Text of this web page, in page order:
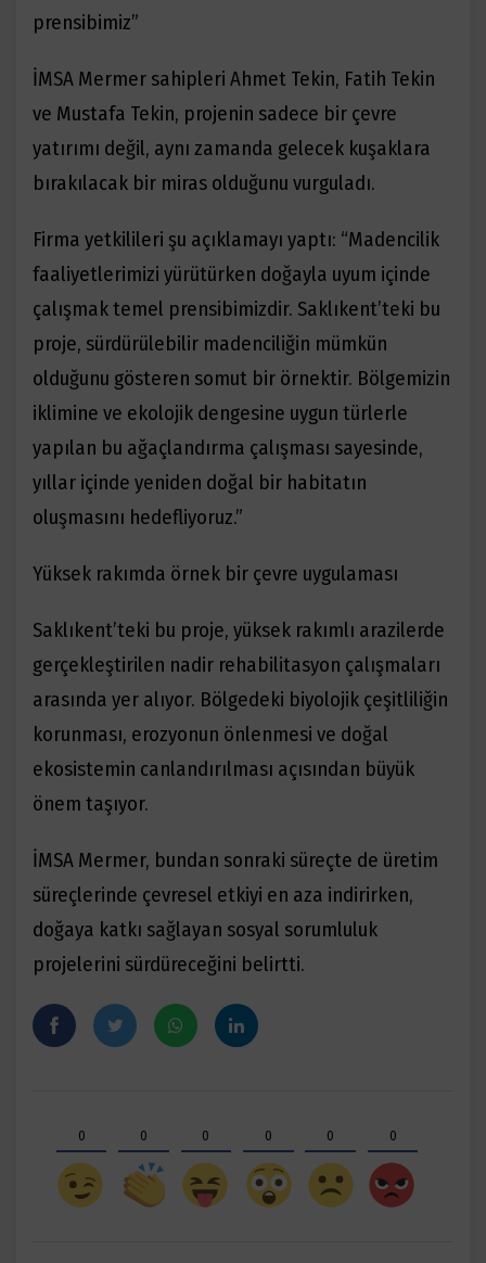
prensibimiz”
İMSA Mermer sahipleri Ahmet Tekin, Fatih Tekin
ve Mustafa Tekin, projenin sadece bir çevre
yatırımı değil, aynı zamanda gelecek kuşaklara
bırakılacak bir miras olduğunu vurguladı.
Firma yetkilileri şu açıklamayı yaptı: “Madencilik
faaliyetlerimizi yürütürken doğayla uyum içinde
çalışmak temel prensibimizdir. Saklıkent’teki bu
proje, sürdürülebilir madenciliğin mümkün
olduğunu gösteren somut bir örnektir. Bölgemizin
iklimine ve ekolojik dengesine uygun türlerle
yapılan bu ağaçlandırma çalışması sayesinde,
yıllar içinde yeniden doğal bir habitatın
oluşmasını hedefliyoruz.”
Yüksek rakımda örnek bir çevre uygulaması
Saklıkent’teki bu proje, yüksek rakımlı arazilerde
gerçekleştirilen nadir rehabilitasyon çalışmaları
arasında yer alıyor. Bölgedeki biyolojik çeşitliliğin
korunması, erozyonun önlenmesi ve doğal
ekosistemin canlandırılması açısından büyük
önem taşıyor.
İMSA Mermer, bundan sonraki süreçte de üretim
süreçlerinde çevresel etkiyi en aza indirirken,
doğaya katkı sağlayan sosyal sorumluluk
projelerini sürdüreceğini belirtti.
0 0 0 0 0 0